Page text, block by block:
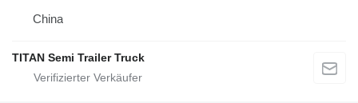
China
TITAN Semi Trailer Truck